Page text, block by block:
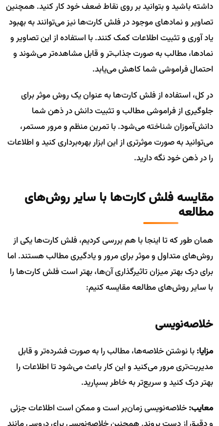
داشته باشید و بتوانید بر روی نقاط ضعف خود کار کنید. همچنین
تصاویر و نماد‌های موجود در فلش کارت‌ها نیز می‌توانند به بهبود
یاد آوری و تثبیت اطلاعات کمک کنند. با استفاده از این تصاویر و
نماد‌ها، مطالب به صورت جذاب‌تر و قابل مشاهده‌تر می‌شوند و
احتمال فراموشی شما کاهش می‌یابد.
در کل، استفاده از فلش کارت‌ها به عنوان یک روش موثر برای
جلوگیری از فراموشی مطالب و تثبیت دانش در ذهن شما
دانش‌آموزان شناخته می‌شود. با تمرین منظم و مرور مستمر،
می‌توانید به صورت موثرتری از این ابزار بهره‌برداری کنید و اطلاعات
را در ذهن خود نگه دارید.
مقایسه فلش کارت‌ها با سایر روش‌های
مطالعه
همان طور که تا اینجا با هم بررسی کردیم، فلش کارت‌ها یکی از
روش‌های متداول و موثر برای مرور و یادگیری مطالب هستند. اما
برای درک بهتر میزان تاثیرگذاری آن‌ها، بهتر است فلش کارت‌ها را
با سایر روش‌های مطالعه مقایسه کنیم:
خلاصه‌نویسی
مزایا:با نوشتن خلاصه‌ها، مطالب را به صورت فشرده‌تر و قابل
مدیریت‌تری مرور می‌کنید و این کار باعث می‌شود تا اطلاعات را
بهتر درک کنید و سریع‌تر به خاطر بسپارید.
معایب:خلاصه‌نویسی زمان‌بر است و ممکن است اطلاعات جزئی